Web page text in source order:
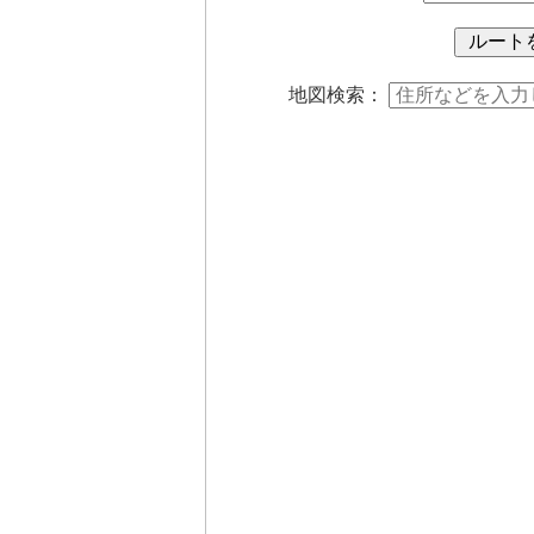
地図検索：